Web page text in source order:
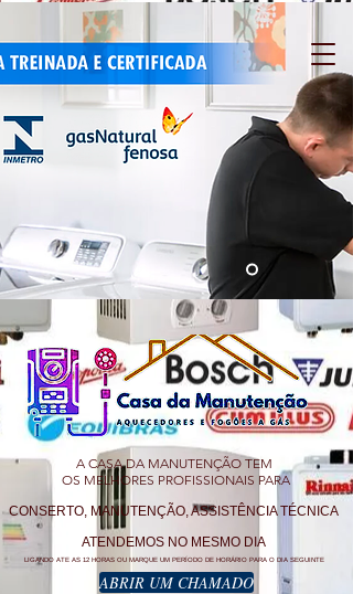
A CASA DA MANUTENÇÃO TEM
OS MELHORES PROFISSIONAIS PARA
CONSERTO, MANUTENÇÃO, ASSISTÊNCIA TÉCNICA
ATENDEMOS NO MESMO DIA
LIGANDO ATE AS 12 HORAS OU MARQUE UM PERÍODO DE HORÁRIO PARA O DIA SEGUINTE
ABRIR UM CHAMADO